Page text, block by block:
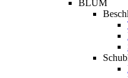
BLUM